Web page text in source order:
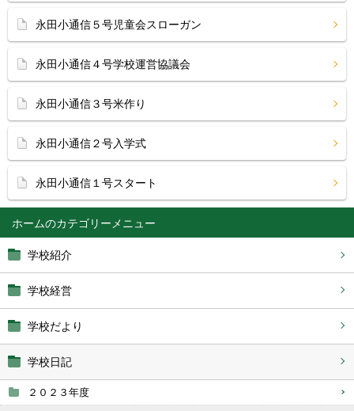
ホーム
学校紹介
学校経営
学校だより
学校日記
２０２３年度
永田小通信５号児童会スローガン
永田小通信４号学校運営協議会
永田小通信３号米作り
永田小通信２号入学式
永田小通信１号スタート